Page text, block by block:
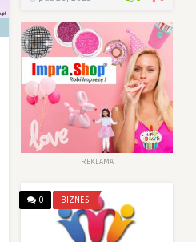
REKLAMA
0 BIZNES